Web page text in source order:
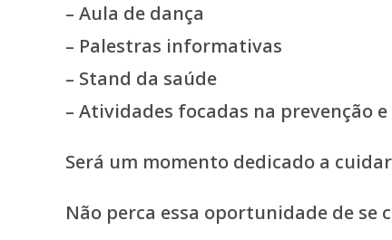
– Aula de dança
– Palestras informativas
– Stand da saúde
– Atividades focadas na prevenção
Será um momento dedicado a
Não perca essa oportunidade de se